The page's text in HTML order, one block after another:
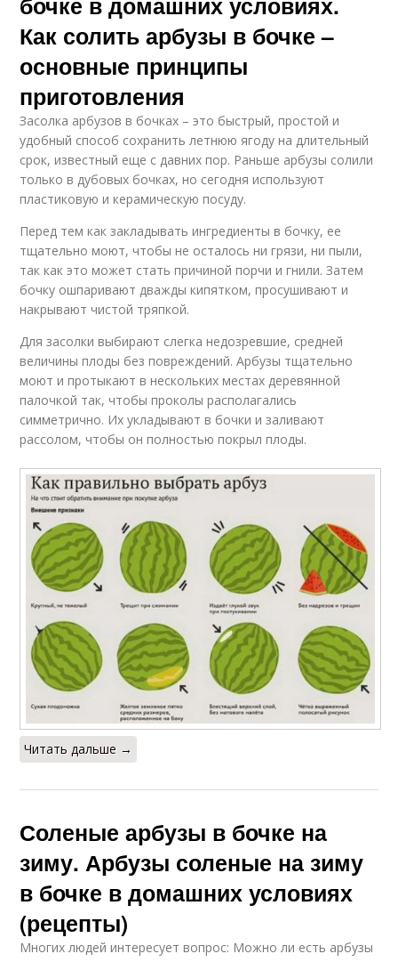
Как солить арбузы в бочке –
основные принципы
приготовления
Засолка арбузов в бочках – это быстрый, простой и
удобный способ сохранить летнюю ягоду на длительный
срок, известный еще с давних пор. Раньше арбузы солили
только в дубовых бочках, но сегодня используют
пластиковую и керамическую посуду.
Перед тем как закладывать ингредиенты в бочку, ее
тщательно моют, чтобы не осталось ни грязи, ни пыли,
так как это может стать причиной порчи и гнили. Затем
бочку ошпаривают дважды кипятком, просушивают и
накрывают чистой тряпкой.
Для засолки выбирают слегка недозревшие, средней
величины плоды без повреждений. Арбузы тщательно
моют и протыкают в нескольких местах деревянной
палочкой так, чтобы проколы располагались
симметрично. Их укладывают в бочки и заливают
рассолом, чтобы он полностью покрыл плоды.
Читать дальше →
Соленые арбузы в бочке на
зиму. Арбузы соленые на зиму
в бочке в домашних условиях
(рецепты)
Многих людей интересует вопрос: Можно ли есть арбузы